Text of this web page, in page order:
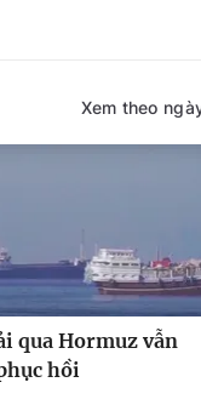
Xem theo
qua Hormuz vẫn
hồi